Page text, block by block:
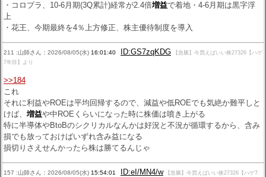
・コロプラ、10-6月期(3Q累計)経常が2.4倍増益で着地・4-6月期は黒字浮
上
・花王、今期最終を4％上方修正、株主優待制度を導入
211 :山師さん：2026/08/05(水) 16:01:40 ID:GS7zqKDG
【急騰】今買えばいい株27326【ハゲ
7年目】より
>>184
これ
それに利益やROEは平均回帰するので、減益や低ROEでも気絶か難平しと
けば、 増益や中ROEくらいになった時に株価は噴き上がる
特に半導体やBtoBのシクリカルなんかは好況と不況が循環するから、含み
損でも放っておけばいずれ含み益になる
損切りさえせんかったら株は勝てるんじゃ
157 :山師さん：2026/08/05(水) 15:54:01 ID:eI/MN4/w
【急騰】今買えばいい株27326【ハゲ7